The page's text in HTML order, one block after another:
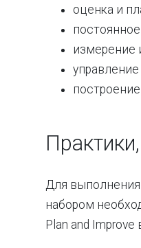
оценка и
измерение
Для
набором
Plan and